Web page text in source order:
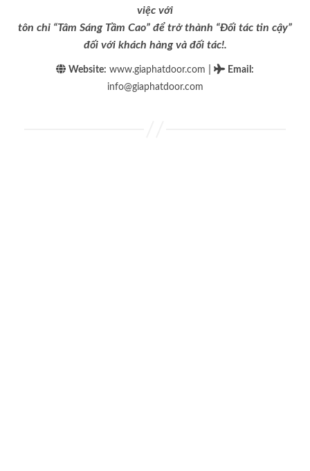
việc với
tôn chỉ “Tâm Sáng Tầm Cao” để trở thành “Đối tác tin cậy”
đối với khách hàng và đối tác!.
Website: www.giaphatdoor.com Email :
info@giaphatdoor.com